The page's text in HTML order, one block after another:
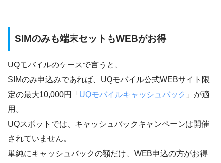
SIMのみも端末セットもWEBがお得
UQモバイルのケースで言うと、
SIMのみ申込みであれば、UQモバイル公式WEBサイト限
定の最大10,000円「 UQモバイルキャッシュバック 」が適
用。
UQスポットでは、キャッシュバックキャンペーンは開催
されていません。
単純にキャッシュバックの額だけ、WEB申込の方がお得